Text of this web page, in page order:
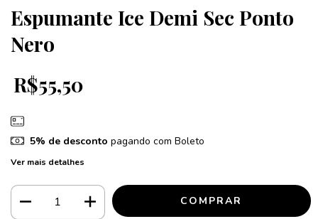
Espumante Ice Demi Sec Ponto
Nero
R$55,50
5% de desconto pagando com Boleto
Ver mais detalhes